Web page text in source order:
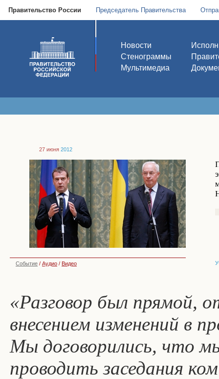
Правительство России Председатель Правительства
Новости
Стенограммы
Мультимедиа
27 июня 2012
Событие / Аудио / Видео
«Разговор был прямой,
внесением изменений в
Мы договорились, что
проводить заседания